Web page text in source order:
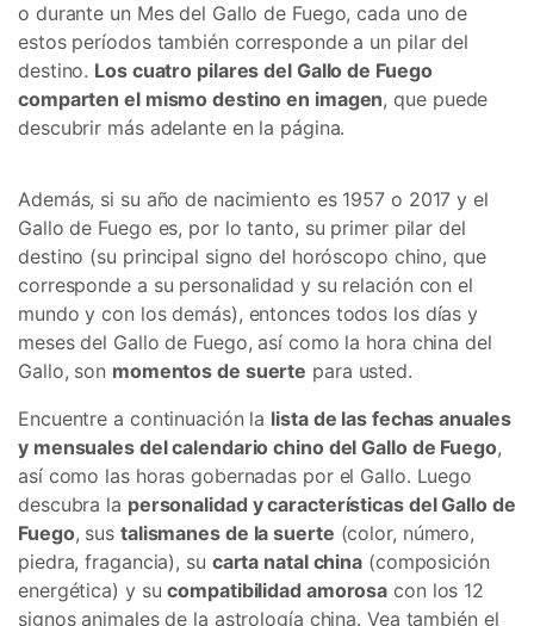
o durante un Mes del Gallo de Fuego, cada uno de
estos períodos también corresponde a un pilar del
destino. Los cuatro pilares del Gallo de Fuego
comparten el mismo destino en imagen, que puede
descubrir más adelante en la página.
Además, si su año de nacimiento es 1957 o 2017 y el
Gallo de Fuego es, por lo tanto, su primer pilar del
destino (su principal signo del horóscopo chino, que
corresponde a su personalidad y su relación con el
mundo y con los demás), entonces todos los días y
meses del Gallo de Fuego, así como la hora china del
Gallo, son momentos de suerte para usted.
Encuentre a continuación la lista de las fechas anuales
y mensuales del calendario chino del Gallo de Fuego,
así como las horas gobernadas por el Gallo. Luego
descubra la personalidad y características del Gallo de
Fuego, sus talismanes de la suerte (color, número,
piedra, fragancia), su carta natal china (composición
energética) y sucompatibilidad amorosa con los 12
signos animales de la astrología china. Vea también el